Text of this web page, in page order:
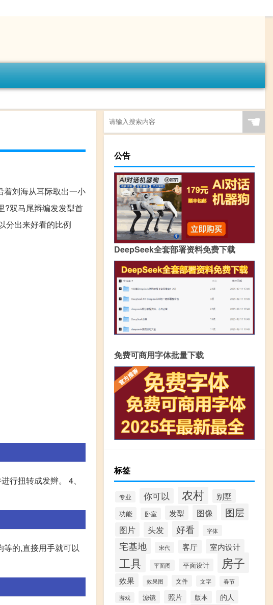
着刘海从耳际取出一小
?双马尾辫编发发型首
分出来好看的比例
行扭转成发辫。 4、
的,直接用手就可以
☚
公告
DeepSeek全套部署资料免费下载
免费可商用字体批量下载
标签
专业 你可以 农村 别墅
功能 卧室 发型 图像 图层
图片 头发 好看 字体
宅基地 宋代 客厅 室内设计
工具 平面图 平面设计 房子
效果 效果图 文件 文字 春节
游戏 滤镜 照片 版本 的人